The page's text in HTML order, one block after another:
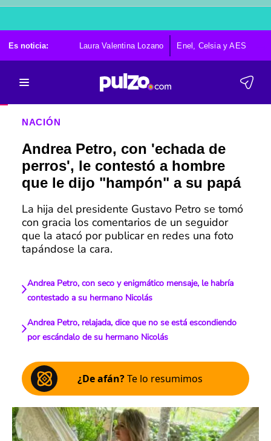
Es noticia: Laura Valentina Lozano Enel, Celsia y AES
NACIÓN
Andrea Petro, con 'echada de
perros', le contestó a hombre
que le dijo "hampón" a su papá
La hija del presidente Gustavo Petro se tomó
con gracia los comentarios de un seguidor
que la atacó por publicar en redes una foto
tapándose la cara.
Andrea Petro, con seco y enigmático mensaje, le habría
contestado a su hermano Nicolás
Andrea Petro, relajada, dice que no se está escondiendo
por escándalo de su hermano Nicolás
¿De afán?Te lo resumimos